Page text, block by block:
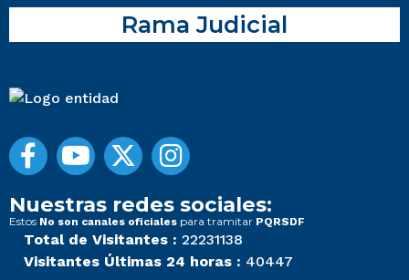
Rama Judicial
Nuestras redes sociales:
Estos No son canales oficiales para tramitar PQRSDF
Total de Visitantes : 22231138
Visitantes Últimas 24 horas : 40447